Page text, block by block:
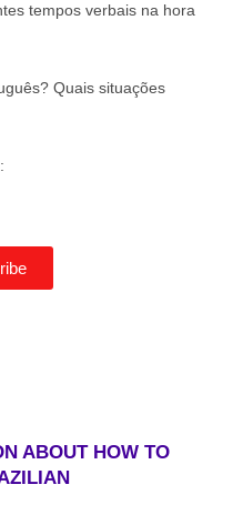
tempos verbais na hora
Quais situações
ABOUT HOW TO